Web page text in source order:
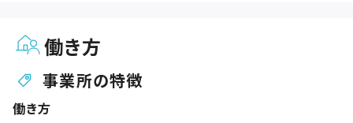
働き方
事業所の特徴
働き方